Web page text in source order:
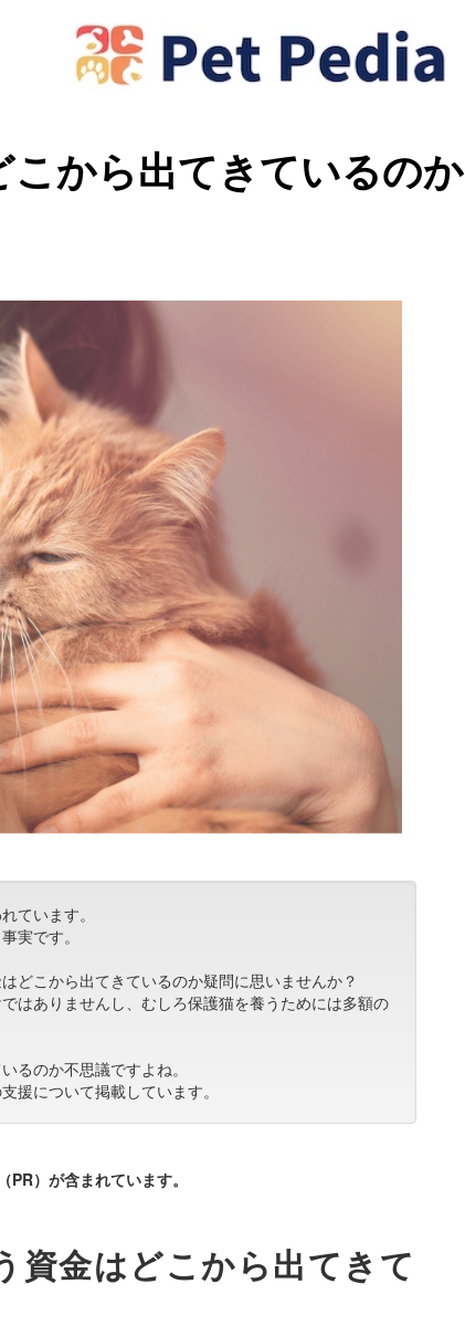
から出てきているのか
ています。
実です。
どこから出てきているのか疑問に思いませんか？
はありませんし、むしろ保護猫を養うためには多額の
るのか不思議ですよね。
援について掲載しています。
）が含まれています。
資金はどこから出てきて